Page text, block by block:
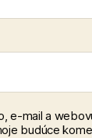
e-mail a
budúce